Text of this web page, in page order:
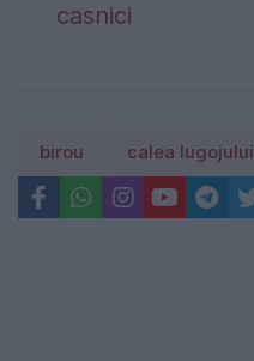
casnici
birou calea lugojului